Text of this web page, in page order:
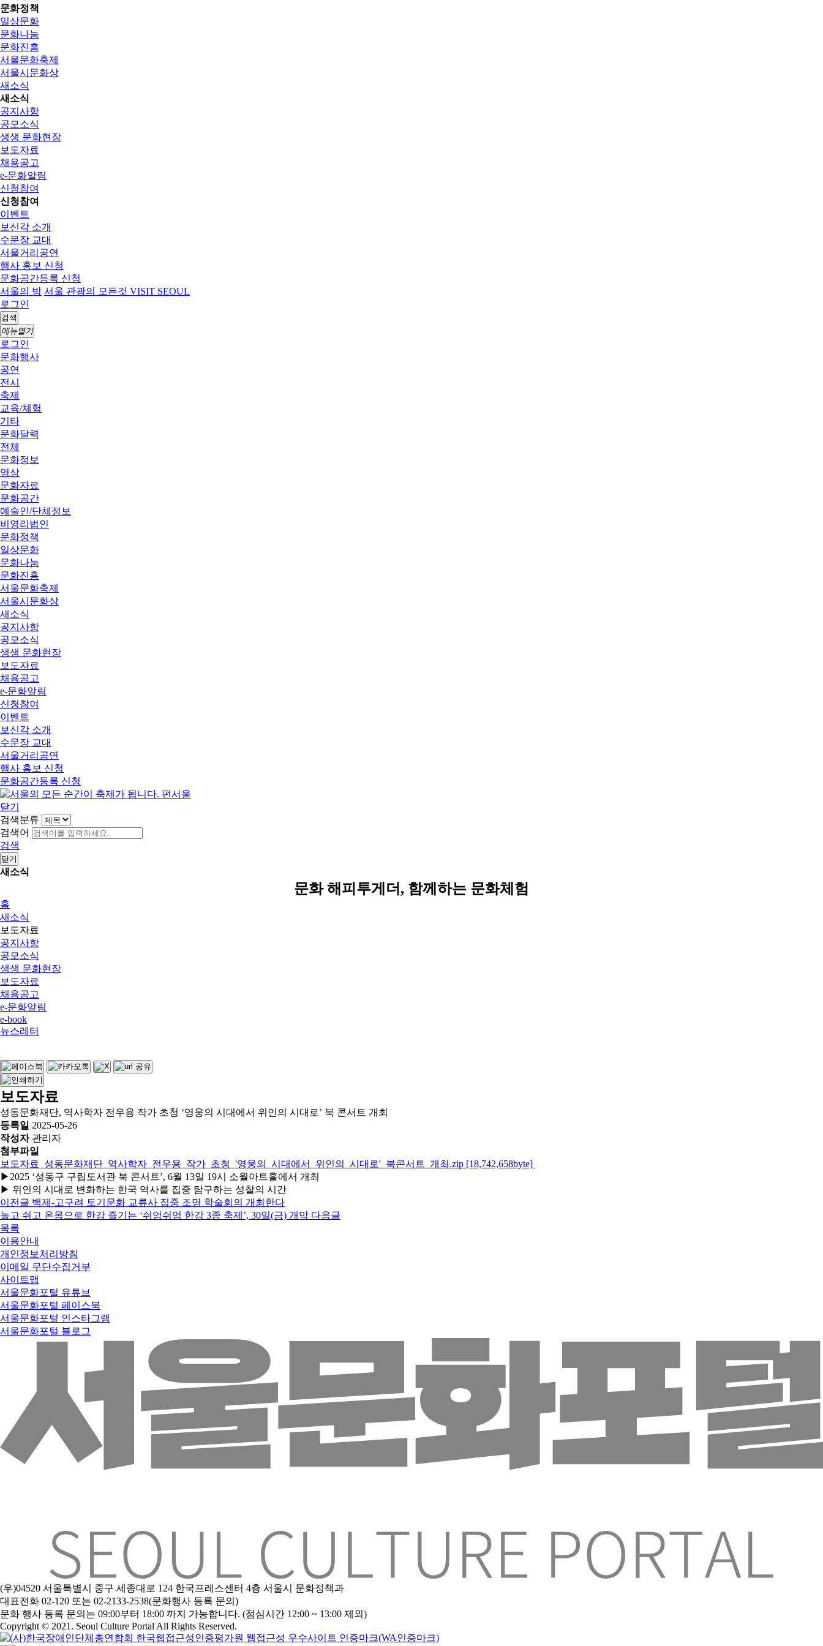
문화정책
일상문화
문화나눔
문화진흥
서울문화축제
서울시문화상
새소식
새소식
공지사항
공모소식
생생 문화현장
보도자료
채용공고
e-문화알림
신청참여
신청참여
이벤트
보신각 소개
수문장 교대
서울거리공연
행사 홍보 신청
문화공간등록 신청
서울의 밤 서울 관광의 모든것 VISIT SEOUL
로그인
검색
메뉴열기
로그인
문화행사
공연
전시
축제
교육/체험
기타
문화달력
전체
문화정보
영상
문화자료
문화공간
예술인/단체정보
비영리법인
문화정책
일상문화
문화나눔
문화진흥
서울문화축제
서울시문화상
새소식
공지사항
공모소식
생생 문화현장
보도자료
채용공고
e-문화알림
신청참여
이벤트
보신각 소개
수문장 교대
서울거리공연
행사 홍보 신청
문화공간등록 신청
닫기
검색분류
검색어
검색
닫기
새소식
문화 해피투게더, 함께하는 문화체험
홈
새소식
보도자료
공지사항
공모소식
생생 문화현장
보도자료
채용공고
e-문화알림
e-book
뉴스레터
보도자료
성동문화재단, 역사학자 전우용 작가 초청 ‘영웅의 시대에서 위인의 시대로’ 북 콘서트 개최
등록일 2025-05-26
작성자 관리자
첨부파일
보도자료_성동문화재단_역사학자_전우용_작가_초청_'영웅의_시대에서_위인의_시대로'_북콘서트_개최.zip [18,742,658byte]
▶2025 ‘성동구 구립도서관 북 콘서트’, 6월 13일 19시 소월아트홀에서 개최
▶ 위인의 시대로 변화하는 한국 역사를 집중 탐구하는 성찰의 시간
이전글 백제-고구려 토기문화 교류사 집중 조명 학술회의 개최한다
놀고 쉬고 온몸으로 한강 즐기는 ‘쉬엄쉬엄 한강 3종 축제’, 30일(금) 개막 다음글
목록
이용안내
개인정보처리방침
이메일 무단수집거부
사이트맵
서울문화포털 유튜브
서울문화포털 페이스북
서울문화포털 인스타그램
서울문화포털 블로그
(우)04520 서울특별시 중구 세종대로 124 한국프레스센터 4층 서울시 문화정책과
대표전화 02-120 또는 02-2133-2538(문화행사 등록 문의)
문화 행사 등록 문의는 09:00부터 18:00 까지 가능합니다. (점심시간 12:00 ~ 13:00 제외)
Copyright © 2021. Seoul Culture Portal All Rights Reserved.